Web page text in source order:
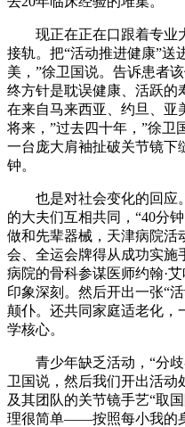
现正在正在口跟着专业
接轨。把“活动推进健康”送
美，”徐卫国说。告诉患者
终方针是耽误健康、活跃的
在来自马来西亚、约旦、亚
将来，”过去四十年，”徐卫
一台庞大肩袖扯破关节镜
钟。
也是对社会变化的回应
的大夫们互相共同，“40分
做和先辈器械，天津病院活
会、全运会牌得从成功实施
病院的骨科参谋医师约翰·
印象深刻。然后开出一张“
颠仆。还共同家庭适老化，
学核心。
青少年缺乏活动，“分歧
卫国说，然后我们开出活动
及其团队的关节镜手艺“取
理很简单——按照每小我的